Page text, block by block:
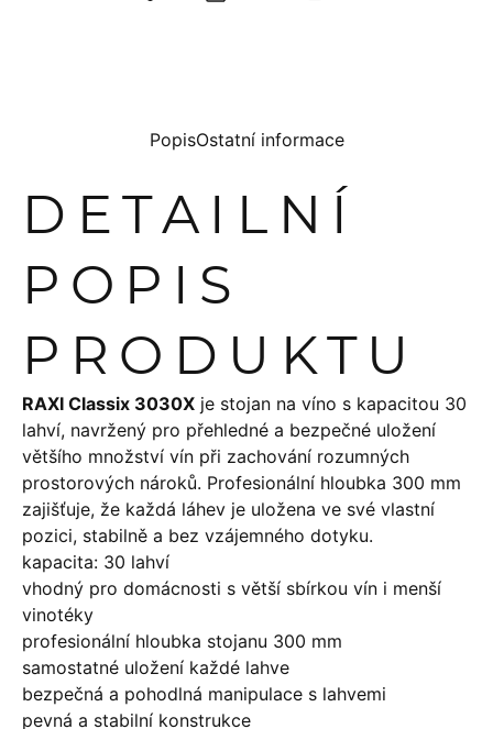
PopisOstatní informace
DETAILNÍ
POPIS
PRODUKTU
RAXI Classix 3030X je stojan na víno s kapacitou 30
lahví, navržený pro přehledné a bezpečné uložení
většího množství vín při zachování rozumných
prostorových nároků. Profesionální hloubka 300 mm
zajišťuje, že každá láhev je uložena ve své vlastní
pozici, stabilně a bez vzájemného dotyku.
kapacita: 30 lahví
vhodný pro domácnosti s větší sbírkou vín i menší
vinotéky
profesionální hloubka stojanu 300 mm
samostatné uložení každé lahve
bezpečná a pohodlná manipulace s lahvemi
pevná a stabilní konstrukce